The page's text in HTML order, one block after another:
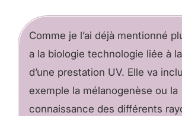
Comme je l’ai déjà mentionné
a la biologie technologie liée à
d’une prestation UV. Elle va
exemple la mélanogenèse ou la
connaissance des différents